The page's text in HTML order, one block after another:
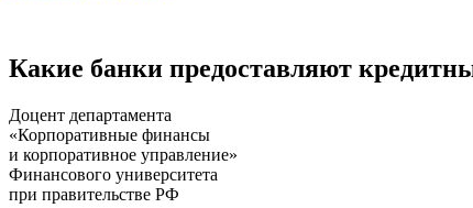
Какие банки предоставляют
Доцент департамента
«Корпоративные финансы
и корпоративное управление»
Финансового университета
при правительстве РФ